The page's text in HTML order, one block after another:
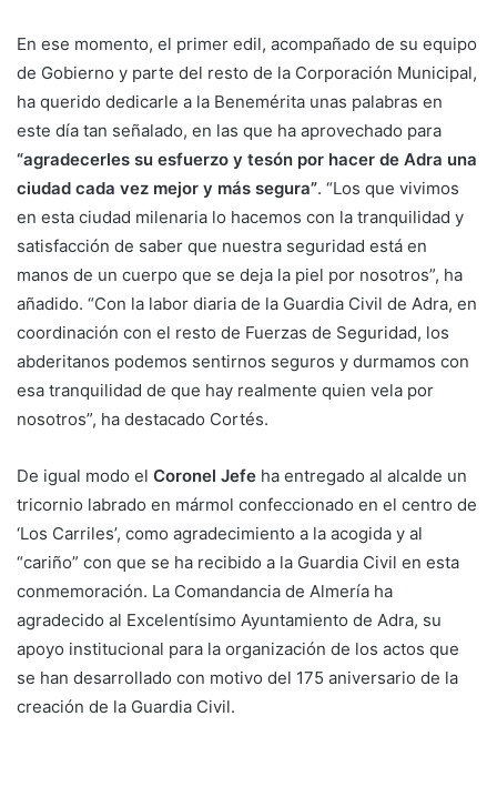
En ese momento, el primer edil, acompañado de su equipo
de Gobierno y parte del resto de la Corporación Municipal,
ha querido dedicarle a la Benemérita unas palabras en
este día tan señalado, en las que ha aprovechado para
“agradecerles su esfuerzo y tesón por hacer de Adra una
ciudad cada vez mejor y más segura”. “Los que vivimos
en esta ciudad milenaria lo hacemos con la tranquilidad y
satisfacción de saber que nuestra seguridad está en
manos de un cuerpo que se deja la piel por nosotros”, ha
añadido. “Con la labor diaria de la Guardia Civil de Adra, en
coordinación con el resto de Fuerzas de Seguridad, los
abderitanos podemos sentirnos seguros y durmamos con
esa tranquilidad de que hay realmente quien vela por
nosotros”, ha destacado Cortés.
De igual modo el Coronel Jefe ha entregado al alcalde un
tricornio labrado en mármol confeccionado en el centro de
‘Los Carriles’, como agradecimiento a la acogida y al
“cariño” con que se ha recibido a la Guardia Civil en esta
conmemoración. La Comandancia de Almería ha
agradecido al Excelentísimo Ayuntamiento de Adra, su
apoyo institucional para la organización de los actos que
se han desarrollado con motivo del 175 aniversario de la
creación de la Guardia Civil.